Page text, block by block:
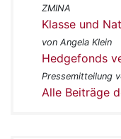
ZMINA
Klasse und
von Angela Klein
Hedgefonds
Pressemitteilung
Alle Beiträge